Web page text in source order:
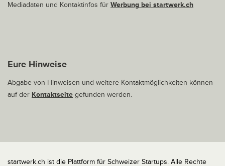
Mediadaten und Kontaktinfos für Werbung bei startwerk.ch
Eure Hinweise
Abgabe von Hinweisen und weitere Kontaktmöglichkeiten können
auf der Kontaktseite gefunden werden.
startwerk.ch ist die Plattform für Schweizer Startups. Alle Rechte